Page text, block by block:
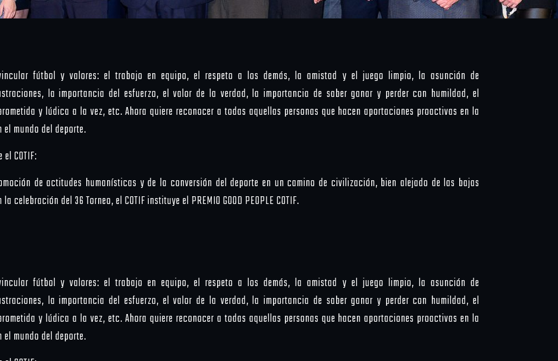
fútbol y valores: el trabajo en equipo, el respeto a los demás, la amistad y el juego limpio, la asunción de
la importancia del esfuerzo, el valor de la verdad, la importancia de saber ganar y perder con humildad, el
y lúdica a la vez, etc. Ahora quiere reconocer a todas aquellas personas que hacen aportaciones proactivas en la
mundo del deporte.
COTIF:
de actitudes humanísticas y de la conversión del deporte en un camino de civilización, bien alejado de las bajas
del 36 Torneo, el COTIF instituye el PREMIO GOOD PEOPLE COTIF.
fútbol y valores: el trabajo en equipo, el respeto a los demás, la amistad y el juego limpio, la asunción de
la importancia del esfuerzo, el valor de la verdad, la importancia de saber ganar y perder con humildad, el
y lúdica a la vez, etc. Ahora quiere reconocer a todas aquellas personas que hacen aportaciones proactivas en la
mundo del deporte.